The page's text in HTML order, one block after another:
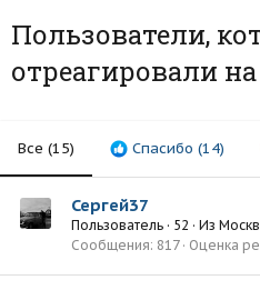
Пользователи,
отреагировали
Все (15) Спасибо (14)
Сергей37
Пользователь · 52 · Из
Сообщения 817 Оценка